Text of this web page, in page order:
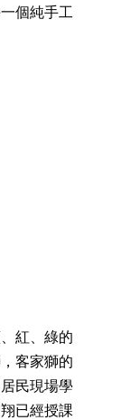
個純手工
紅、綠的
客家獅的
民現場學
已經授課